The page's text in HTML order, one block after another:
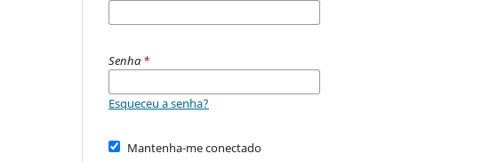
Senha *
Esqueceu a senha?
Mantenha-me conectado